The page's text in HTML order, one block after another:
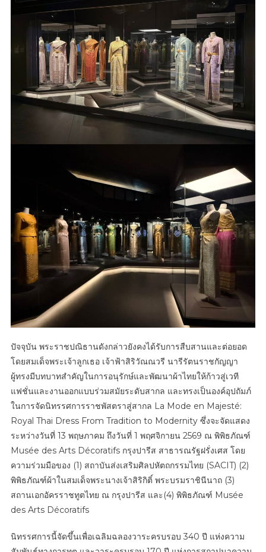
ให้
เข้า
Musée
Des
กรุง
ปารีส
สาธารณ
ฝรั่งเศส
ตั้งแต่
13
พฤศจิกา
ปัจจุบัน พระราชปณิธานดังกล่าวยังคงได้รับการสืบสานและต่อยอด
โดยสมเด็จพระเจ้าลูกเธอ เจ้าฟ้าสิริวัณณวรี นารีรัตนราชกัญญา
ผู้ทรงมีบทบาทสำคัญในการอนุรักษ์และพัฒนาผ้าไทยให้ก้าวสู่เวที
แฟชั่นและงานออกแบบร่วมสมัยระดับสากล และทรงเป็นองค์อุปถัมภ์
ในการจัดนิทรรศการราชพัสตราสู่สากล La Mode en Majesté:
Royal Thai Dress From Tradition to Modernity ซึ่งจะจัดแสดง
ระหว่างวันที่ 13 พฤษภาคม ถึงวันที่ 1 พฤศจิกายน 2569 ณ พิพิธภัณฑ์
Musée des Arts Décoratifs กรุงปารีส สาธารณรัฐฝรั่งเศส โดย
ความร่วมมือของ (1) สถาบันส่งเสริมศิลปหัตถกรรมไทย (SACIT) (2)
พิพิธภัณฑ์ผ้าในสมเด็จพระนางเจ้าสิริกิติ์ พระบรมราชินีนาถ (3)
สถานเอกอัครราชทูตไทย ณ กรุงปารีส และ(4) พิพิธภัณฑ์ Musée
des Arts Décoratifs
นิทรรศการนี้จัดขึ้นเพื่อเฉลิมฉลองวาระครบรอบ 340 ปี แห่งความ